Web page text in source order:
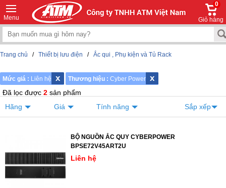
Menu
0
Giỏ hàng
Trang chủ / Thiết bị lưu điện / Ắc qui , Phụ kiện và Tủ Rack
Mức giá : Liên hệ x Thương hiệu : Cyber Power x
Đã lọc được 2 sản phẩm
Hãng
Giá Tính năng Sắp xếp
BỘ NGUỒN ẮC QUY CYBERPOWER
BPSE72V45ART2U
Liên hệ